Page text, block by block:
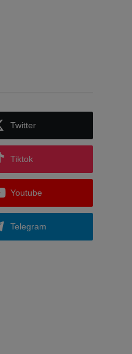
Twitter
Tiktok
Youtube
Telegram